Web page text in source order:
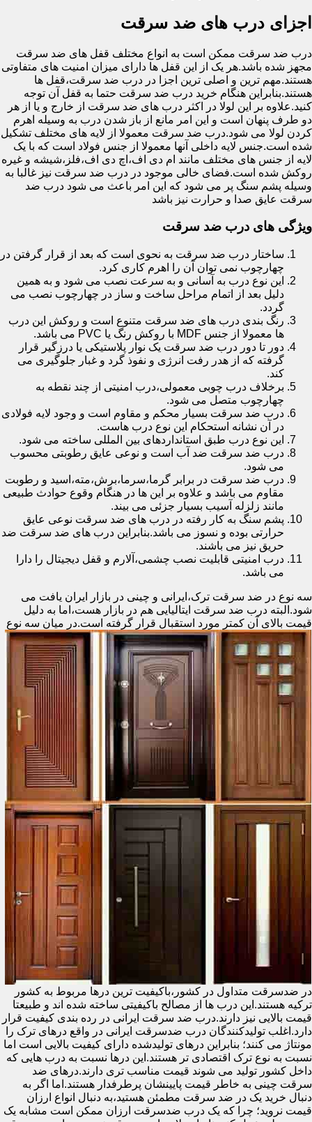
اجزای درب های ضد سرقت
درب ضد سرقت ممکن است به انواع مختلف قفل های ضد سرقت
مجهز شده باشد.هر یک از این قفل ها دارای میزان امنیت های متفاوتی
هستند.مهم ترین و اصلی ترین اجزا در درب ضد سرقت،قفل ها
هستند.بنابراین هنگام خرید درب ضد سرقت حتما به قفل آن توجه
کنید.علاوه بر این لولا در اکثر درب های ضد سرقت از خارج و یا از هر
دو طرف پنهان است و این امر مانع از باز شدن درب به وسیله اهرم
کردن لولا می شود.درب ضد سرقت معمولا از لایه های مختلف تشکیل
شده است.جنس لایه داخلی آنها معمولا از جنس فولاد است که با یک
لایه از جنس های مختلف مانند ام دی اف،اچ دی اف،فلز،شیشه و غیره
روکش شده است.فضای خالی موجود در درب ضد سرقت نیز غالبا به
وسیله پشم سنگ پر می شود که این امر باعث می شود درب ضد
سرقت عایق صدا و حرارت نیز باشد
ویژگی های درب ضد سرقت
ساختار درب ضد سرقت به نحوی است که بعد از قرار گرفتن در
چهارچوب نمی توان آن را اهرم کاری کرد.
این نوع درب به آسانی و به سرعت نصب می شود و به همین
دلیل بعد از اتمام مراحل ساخت و ساز در چهارچوب نصب می
گردد.
رنگ بندی درب های ضد سرقت متنوع است و روکش این درب
ها معمولا از جنس MDF با روکش رنگ یا PVC می باشد.
دور تا دور درب ضد سرقت یک نوار پلاستیکی یا درزگیر قرار
گرفته که از هدر رفت انرژی و نفوذ گرد و غبار جلوگیری می
کند.
برخلاف درب چوبی معمولی،درب امنیتی از چند نقطه به
چهارچوب متصل می شود.
درب ضد سرقت بسیار محکم و مقاوم است و وجود لایه فولادی
در آن نشانه استحکام این نوع درب هاست.
این نوع درب طبق استانداردهای بین المللی ساخته می شود.
درب ضد سرقت ضد آب است و نوعی عایق رطوبتی محسوب
می شود.
درب ضد سرقت در برابر گرما،سرما،برش،مته،اسید و رطوبت
مقاوم می باشد و علاوه بر این ها در هنگام وقوع حوادث طبیعی
مانند زلزله آسیب بسیار جزئی می بیند.
پشم سنگ به کار رفته در درب های ضد سرقت نوعی عایق
حرارتی بوده و نسوز می باشد.بنابراین درب های ضد سرقت ضد
حریق نیز می باشند.
درب امنیتی قابلیت نصب چشمی،آلارم و قفل دیجیتال را دارا
می باشد.
سه نوع در ضد سرقت ترک،ایرانی و چینی در بازار ایران یافت می
شود.البته درب ضد سرقت ایتالیایی هم در بازار هست،اما به دلیل
قیمت بالای آن کمتر مورد استقبال قرار گرفته است.در میان سه نوع
در ضدسرقت متداول در کشور،باکیفیت ترین درها مربوط به کشور
ترکیه هستند.این درب ها از مصالح باکیفیتی ساخته شده اند و طبیعتا
قیمت بالایی نیز دارند.درب ضد سرقت ایرانی در رده بندی کیفیت قرار
دارد.اغلب تولیدکنندگان درب ضدسرقت ایرانی در واقع درهای ترک را
مونتاژ می کنند؛ بنابراین درهای تولیدشده دارای کیفیت بالایی است اما
نسبت به نوع ترک اقتصادی تر هستند.این درها نسبت به درب هایی که
داخل کشور تولید می شوند قیمت مناسب تری دارند.درهای ضد
سرقت چینی به خاطر قیمت پایینشان پرطرفدار هستند.اما اگر به
دنبال خرید یک در ضد سرقت مطمئن هستید،به دنبال انواع ارزان
قیمت نروید؛ چرا که یک درب ضدسرقت ارزان ممکن است مشابه یک